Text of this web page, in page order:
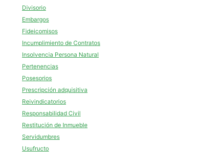
Divisorio
Embargos
Fideicomisos
Incumplimiento de Contratos
Insolvencia Persona Natural
Pertenencias
Posesorios
Prescripción adquisitiva
Reivindicatorios
Responsabilidad Civil
Restitución de Inmueble
Servidumbres
Usufructo